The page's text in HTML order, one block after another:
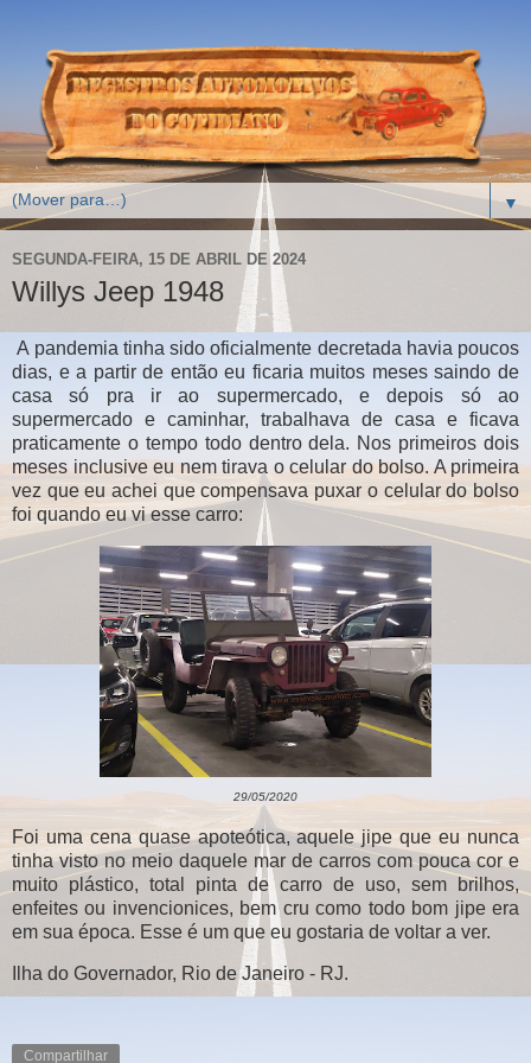
▼
SEGUNDA-FEIRA, 15 DE ABRIL DE 2024
Willys Jeep 1948
A pandemia tinha sido oficialmente decretada havia poucos
dias, e a partir de então eu ficaria muitos meses saindo de
casa só pra ir ao supermercado, e depois só ao
supermercado e caminhar, trabalhava de casa e ficava
praticamente o tempo todo dentro dela. Nos primeiros dois
meses inclusive eu nem tirava o celular do bolso. A primeira
vez que eu achei que compensava puxar o celular do bolso
foi quando eu vi esse carro:
29/05/2020
Foi uma cena quase apoteótica, aquele jipe que eu nunca
tinha visto no meio daquele mar de carros com pouca cor e
muito plástico, total pinta de carro de uso, sem brilhos,
enfeites ou invencionices, bem cru como todo bom jipe era
em sua época. Esse é um que eu gostaria de voltar a ver.
Ilha do Governador, Rio de Janeiro - RJ.
Compartilhar